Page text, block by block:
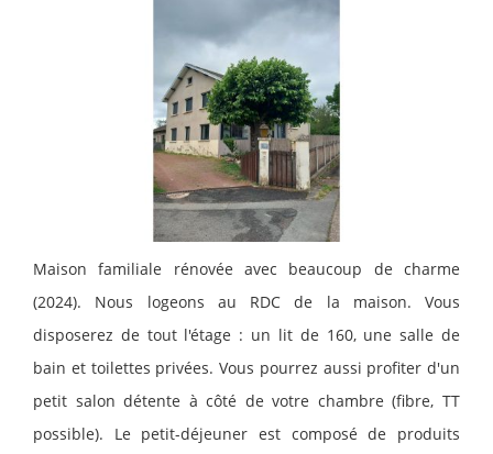
Maison familiale rénovée avec beaucoup de charme
(2024). Nous logeons au RDC de la maison. Vous
disposerez de tout l'étage : un lit de 160, une salle de
bain et toilettes privées. Vous pourrez aussi profiter d'un
petit salon détente à côté de votre chambre (fibre, TT
possible). Le petit-déjeuner est composé de produits